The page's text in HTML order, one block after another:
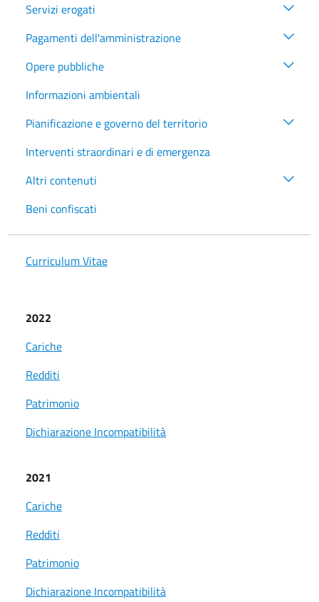
Servizi erogati
Pagamenti dell'amministrazione
Opere pubbliche
Informazioni ambientali
Pianificazione e governo del territorio
Interventi straordinari e di emergenza
Altri contenuti
Beni confiscati
Curriculum Vitae
2022
Cariche
Redditi
Patrimonio
Dichiarazione Incompatibilità
2021
Cariche
Redditi
Patrimonio
Dichiarazione Incompatibilità